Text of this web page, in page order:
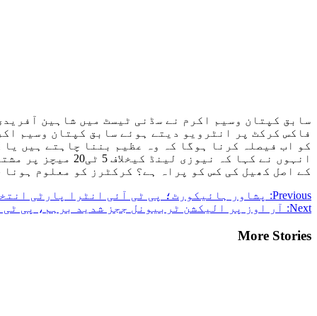
سابق کپتان وسیم اکرم نے سڈنی ٹیسٹ میں شاہین
فاکس کرکٹ پر انٹرویو دیتے ہوئے سابق کپتان وسیم
کو اب فیصلہ کرنا ہوگا کہ وہ عظیم بننا چاہتے ہیں یا
انہوں نے کہا
کے اصل کھیل کی کس کو پراہ ہے؟ کرکٹرز کو معلوم
Post
navigation
Previous:
پشاور ہائیکورٹ؛ پی ٹی آئی انٹرا پارٹی
Next:
آر اوز پر الیکشن ٹربیونل ججز شدید برہم، پی
More Stories